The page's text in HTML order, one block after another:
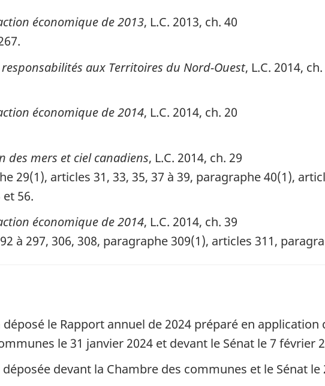
économique de 2013, L.C. 2013, ch. 40
aux Territoires du Nord-Ouest, L.C. 2014,
économique de 2014, L.C. 2014, ch. 20
des mers et ciel canadiens, L.C. 2014, ch. 29
29(1), articles 31, 33, 35, 37 à 39, paragraphe 40(1),
56.
économique de 2014, L.C. 2014, ch. 39
à 297, 306, 308, paragraphe 309(1), articles 311,
déposé le Rapport annuel de 2024 préparé en application
le 31 janvier 2024 et devant le Sénat le 7 février
devant la Chambre des communes et le Sénat le